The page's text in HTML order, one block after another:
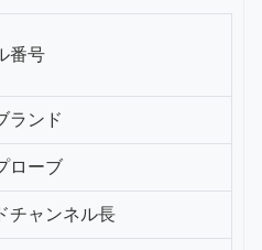
番号
ランド
ローブ
チャンネル長